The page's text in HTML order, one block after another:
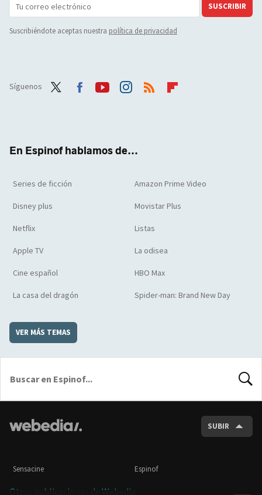
SUSCRIBIR
Suscribiéndote aceptas nuestra política de privacidad
Síguenos
En Espinof hablamos de...
Series de ficción Amazon Prime Video
Disney plus Movistar Plus
Netflix Listas
Apple TV La odisea
Cine español HBO Max
La casa del dragón Spider-man: Brand New Day
VER MÁS TEMAS
SUBIR
Sensacine Espinof
Otras publicaciones de Webedia